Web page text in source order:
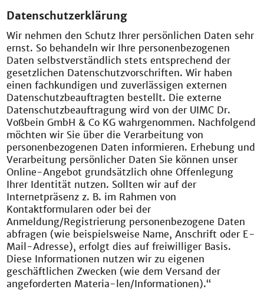
Datenschutzerklärung
Wir nehmen den Schutz Ihrer persönlichen Daten sehr
ernst. So behandeln wir Ihre personenbezogenen
Daten selbstverständlich stets entsprechend der
gesetzlichen Datenschutzvorschriften. Wir haben
einen fachkundigen und zuverlässigen externen
Datenschutzbeauftragten bestellt. Die externe
Datenschutzbeauftragung wird von der UIMC Dr.
Voßbein GmbH & Co KG wahrgenommen. Nachfolgend
möchten wir Sie über die Verarbeitung von
personenbezogenen Daten informieren. Erhebung und
Verarbeitung persönlicher Daten Sie können unser
Online-Angebot grundsätzlich ohne Offenlegung
Ihrer Identität nutzen. Sollten wir auf der
Internetpräsenz z. B. im Rahmen von
Kontaktformularen oder bei der
Anmeldung/Registrierung personenbezogene Daten
abfragen (wie beispielsweise Name, Anschrift oder E-
Mail-Adresse), erfolgt dies auf freiwilliger Basis.
Diese Informationen nutzen wir zu eigenen
geschäftlichen Zwecken (wie dem Versand der
angeforderten Materia-len/Informationen).“